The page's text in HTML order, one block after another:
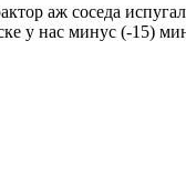
аж соседа
у нас минус (-15)